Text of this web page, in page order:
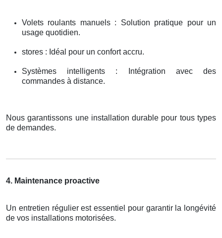
Volets roulants manuels : Solution pratique pour un
usage quotidien.
stores : Idéal pour un confort accru.
Systèmes intelligents : Intégration avec des
commandes à distance.
Nous garantissons une installation durable pour tous types
de demandes.
4. Maintenance proactive
Un entretien régulier est essentiel pour garantir la longévité
de vos installations motorisées.